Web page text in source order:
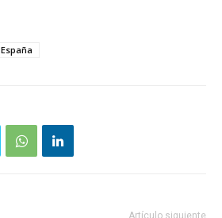
España